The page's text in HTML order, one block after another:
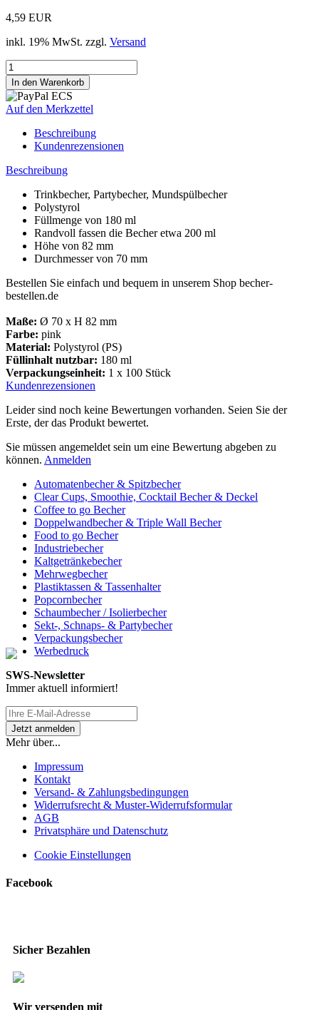
4,59 EUR
inkl. 19% MwSt. zzgl. Versand
Auf den Merkzettel
Beschreibung
Kundenrezensionen
Beschreibung
Trinkbecher, Partybecher, Mundspülbecher
Polystyrol
Füllmenge von 180 ml
Randvoll fassen die Becher etwa 200 ml
Höhe von 82 mm
Durchmesser von 70 mm
Bestellen Sie einfach und bequem in unserem Shop becher-
bestellen.de
Maße: Ø 70 x H 82 mm
Farbe: pink
Material: Polystyrol (PS)
Füllinhalt nutzbar: 180 ml
Verpackungseinheit: 1 x 100 Stück
Kundenrezensionen
Leider sind noch keine Bewertungen vorhanden. Seien Sie der
Erste, der das Produkt bewertet.
Sie müssen angemeldet sein um eine Bewertung abgeben zu
können. Anmelden
Automatenbecher & Spitzbecher
Clear Cups, Smoothie, Cocktail Becher & Deckel
Coffee to go Becher
Doppelwandbecher & Triple Wall Becher
Food to go Becher
Industriebecher
Kaltgetränkebecher
Mehrwegbecher
Plastiktassen & Tassenhalter
Popcornbecher
Schaumbecher / Isolierbecher
Sekt-, Schnaps- & Partybecher
Verpackungsbecher
Werbedruck
SWS-Newsletter
Immer aktuell informiert!
Mehr über...
Impressum
Kontakt
Versand- & Zahlungsbedingungen
Widerrufsrecht & Muster-Widerrufsformular
AGB
Privatsphäre und Datenschutz
Cookie Einstellungen
Facebook
Sicher Bezahlen
Wir versenden mit